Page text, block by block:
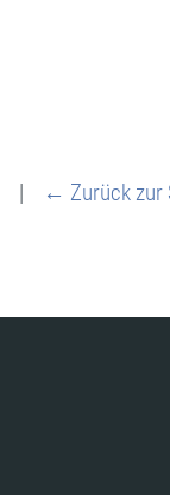
| ← Zurück zur